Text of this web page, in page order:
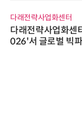
래전략사업화센터
래전략사업화센터,
서 글로벌 빅파마